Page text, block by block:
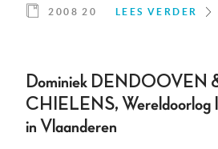
2008 20 LEES VERDER
Dominiek DENDOOVEN
CHIELENS, Wereldoorlog I
in Vlaanderen